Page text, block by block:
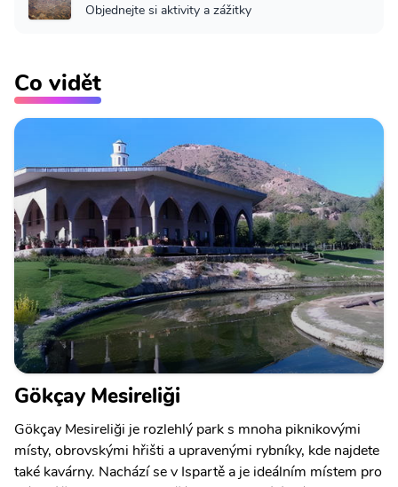
Objednejte si aktivity a zážitky
Co vidět
Gökçay Mesireliği
Gökçay Mesireliği je rozlehlý park s mnoha piknikovými
místy, obrovskými hřišti a upravenými rybníky, kde najdete
také kavárny. Nachází se v Ispartě a je ideálním místem pro